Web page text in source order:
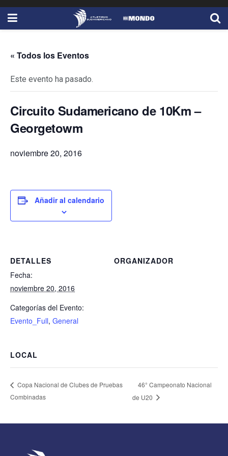
« Todos los Eventos
Este evento ha pasado.
Circuito Sudamericano de 10Km –
Georgetowm
noviembre 20, 2016
Añadir al calendario
DETALLES
Fecha:
noviembre 20, 2016
Categorías del Evento:
Evento_Full, General
ORGANIZADOR
LOCAL
Copa Nacional de Clubes de Pruebas
Combinadas
46° Campeonato Nacional
de U20